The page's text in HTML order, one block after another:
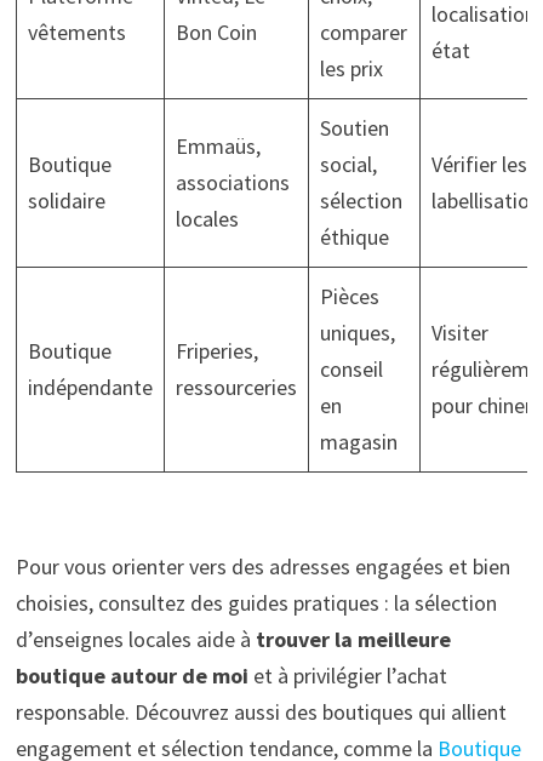
vêtements
Bon Coin
comparer
les prix
localisation
état
Boutique
solidaire
Emmaüs,
associations
locales
Soutien
social,
sélection
éthique
Vérifier les
Boutique
indépendante
Friperies,
ressourceries
Pièces
uniques,
conseil
en
magasin
Visiter
pour chiner
Pour vous orienter vers des adresses engagées et bien
choisies, consultez des guides pratiques : la sélection
d’enseignes locales aide à trouver la meilleure
boutique autour de moi et à privilégier l’achat
responsable. Découvrez aussi des boutiques qui allient
engagement et sélection tendance, comme la Boutique